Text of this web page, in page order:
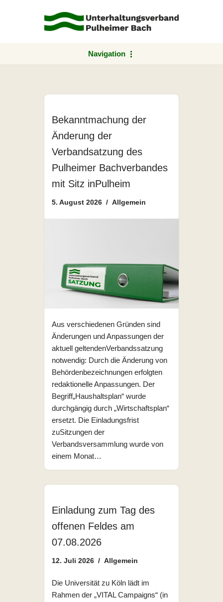
Navigation
Bekanntmachung der
Änderung der
Verbandsatzung des
Pulheimer Bachverbandes
mit Sitz inPulheim
5. August 2026 Allgemein
Aus verschiedenen Gründen sind
Änderungen und Anpassungen der
aktuell geltendenVerbandssatzung
notwendig: Durch die Änderung von
Behördenbezeichnungen erfolgten
redaktionelle Anpassungen. Der
Begriff„Haushaltsplan“ wurde
durchgängig durch „Wirtschaftsplan“
ersetzt. Die Einladungsfrist
zuSitzungen der
Verbandsversammlung wurde von
einem Monat…
Einladung zum Tag des
offenen Feldes am
07.08.2026
12. Juli 2026 Allgemein
Die Universität zu Köln lädt im
Rahmen der „VITAL Campaigns“ (in